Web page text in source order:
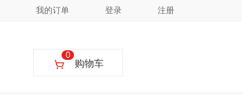
我的订单 登录 注册
购物车
0